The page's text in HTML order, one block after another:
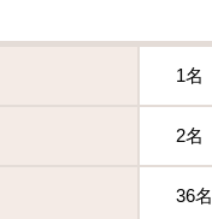
1名
2名
36名